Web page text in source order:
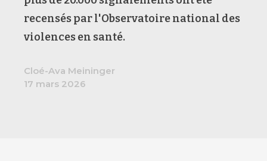
recensés par l'Observatoire national des
violences en santé.
Cloé-Ava Meininger
17 mars 2026